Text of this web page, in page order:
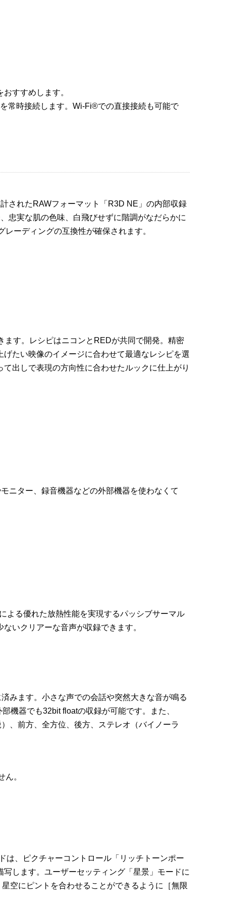
すすめします。
常時接続します。Wi-Fi®での直接接続も可能で
されたRAWフォーマット「R3D NE」の内部収録
忠実な肌の色味、白飛びせずに階調がなだらかに
ーディングの互換性が確保されます。
す。レシピはニコンとREDが共同で開発。精密
たい映像のイメージに合わせて最適なレシピを選
出しで表現の方向性に合わせたルックに仕上がり
ニター、録音機器などの外部機器を使わなくて
よる優れた放熱性能を実現するパッシブサーマル
いクリアーな音声が収録できます。
みます。小さな声での会話や突然大きな音が鳴る
機器でも32bit floatの収録が可能です。また、
、前方、全方位、後方、ステレオ（バイノーラ
。
は、ピクチャーコントロール「リッチトーンポー
します。ユーザーセッティング「星景」モードに
空にピントを合わせることができるように［無限